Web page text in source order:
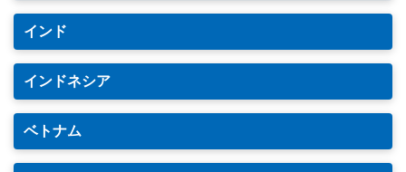
インド
インドネシア
ベトナム